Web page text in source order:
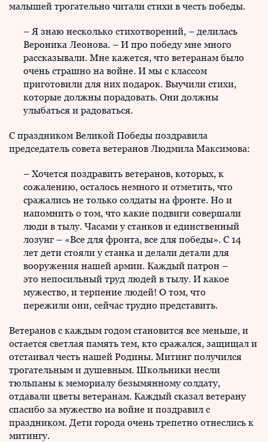
малышей трогательно читали стихи в честь победы.
– Я знаю несколько стихотворений, – делилась
Вероника Леонова. – И про победу мне много
рассказывали. Мне кажется, что ветеранам было
очень страшно на войне. И мы с классом
приготовили для них подарок. Выучили стихи,
которые должны порадовать. Они должны
улыбаться и радоваться.
С праздником Великой Победы поздравила
председатель совета ветеранов Людмила Максимова:
– Хочется поздравить ветеранов, которых, к
сожалению, осталось немного и отметить, что
сражались не только солдаты на фронте. Но и
напомнить о том, что какие подвиги совершали
люди в тылу. Часами у станков и единственный
лозунг – «Все для фронта, все для победы». С 14
лет дети стояли у станка и делали детали для
вооружения нашей армии. Каждый патрон –
это непосильный труд людей в тылу. И какое
мужество, и терпение людей! О том, что
пережили они, сейчас трудно представить.
Ветеранов с каждым годом становится все меньше, и
остается светлая память тем, кто сражался, защищал и
отстаивал честь нашей Родины. Митинг получился
трогательным и душевным. Школьники несли
тюльпаны к мемориалу безымянному солдату,
отдавали цветы ветеранам. Каждый сказал ветерану
спасибо за мужество на войне и поздравил с
праздником. Дети города очень трепетно отнеслись к
митингу.